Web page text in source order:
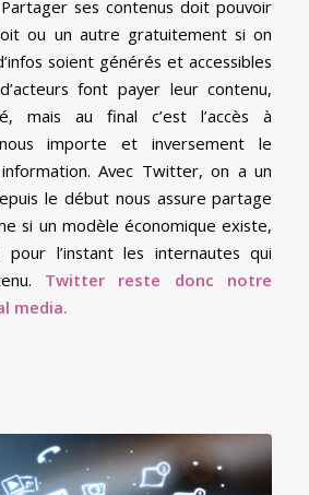
ses contenus doit pouvoir
ou un autre gratuitement si on
soient générés et accessibles
font payer leur contenu,
mais au final c’est l’accès à
importe et inversement le
Avec Twitter, on a un
le début nous assure partage
si un modèle économique existe,
l’instant les internautes qui
Twitter reste donc notre
media.